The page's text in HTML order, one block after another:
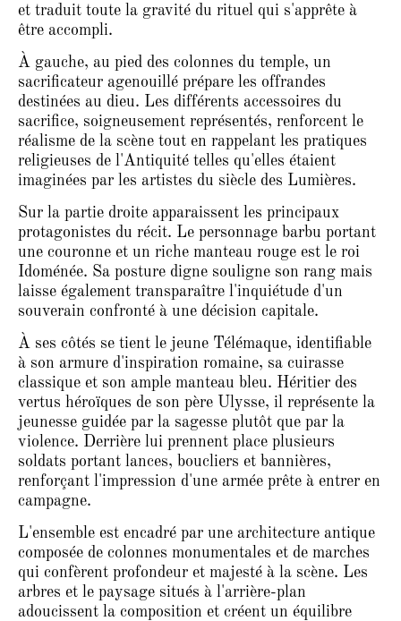
et traduit toute la gravité du rituel qui s'apprête à
être accompli.
À gauche, au pied des colonnes du temple, un
sacrificateur agenouillé prépare les offrandes
destinées au dieu. Les différents accessoires du
sacrifice, soigneusement représentés, renforcent le
réalisme de la scène tout en rappelant les pratiques
religieuses de l'Antiquité telles qu'elles étaient
imaginées par les artistes du siècle des Lumières.
Sur la partie droite apparaissent les principaux
protagonistes du récit. Le personnage barbu portant
une couronne et un riche manteau rouge est le roi
Idoménée. Sa posture digne souligne son rang mais
laisse également transparaître l'inquiétude d'un
souverain confronté à une décision capitale.
À ses côtés se tient le jeune Télémaque, identifiable
à son armure d'inspiration romaine, sa cuirasse
classique et son ample manteau bleu. Héritier des
vertus héroïques de son père Ulysse, il représente la
jeunesse guidée par la sagesse plutôt que par la
violence. Derrière lui prennent place plusieurs
soldats portant lances, boucliers et bannières,
renforçant l'impression d'une armée prête à entrer en
campagne.
L'ensemble est encadré par une architecture antique
composée de colonnes monumentales et de marches
qui confèrent profondeur et majesté à la scène. Les
arbres et le paysage situés à l'arrière-plan
adoucissent la composition et créent un équilibre